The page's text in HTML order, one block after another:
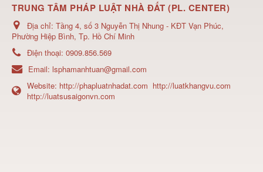
TRUNG TÂM PHÁP LUẬT NHÀ ĐẤT (PL. CENTER)
Địa chỉ: Tầng 4, số 3 Nguyễn Thị Nhung - KĐT Vạn Phúc,
Phường Hiệp Bình, Tp. Hồ Chí Minh
Điện thoại: 0909.856.569
Email: lsphamanhtuan@gmail.com
Website: http://phapluatnhadat.com http://luatkhangvu.com
http://luatsusaigonvn.com